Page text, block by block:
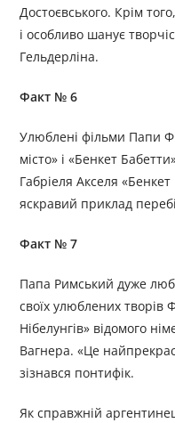
Достоєвського. Крім
і особливо шанує
Гельдерліна.
Факт № 6
Улюблені фільми Папи
місто» і «Бенкет
Габріеля Акселя
яскравий приклад
Факт № 7
Папа Римський дуже
своїх улюблених творів
Нібелунгів» відомого
Вагнера. «Це
зізнався понтифік.
Як справжній